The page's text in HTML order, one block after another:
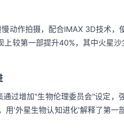
动作拍摄，配合IMAX 3D技术，
较第一部提升40%，其中火星
过增加"生物伦理委员会"设定，
'外星生物认知进化'解释了第一